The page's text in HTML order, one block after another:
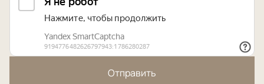
Отправить